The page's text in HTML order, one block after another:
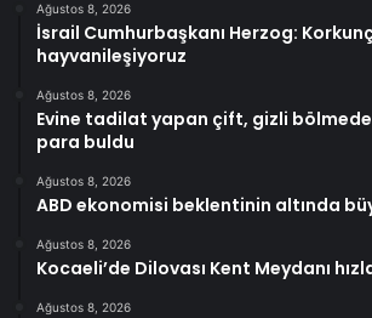
Ağustos 8, 2026
İsrail Cumhurbaşkanı Herzog:
hayvanileşiyoruz
Ağustos 8, 2026
Evine tadilat yapan çift, gizli
para buldu
Ağustos 8, 2026
ABD ekonomisi beklentinin altında
Ağustos 8, 2026
Kocaeli’de Dilovası Kent Meydanı
Ağustos 8, 2026